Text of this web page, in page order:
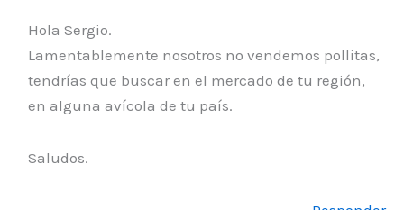
Hola Sergio.
Lamentablemente nosotros no vendemos pollitas,
tendrías que buscar en el mercado de tu región,
en alguna avícola de tu país.
Saludos.